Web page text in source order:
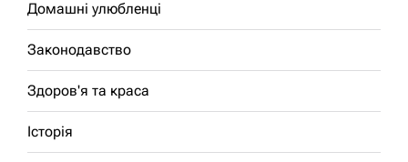
Домашні улюбленці
Законодавство
Здоров'я та краса
Історія